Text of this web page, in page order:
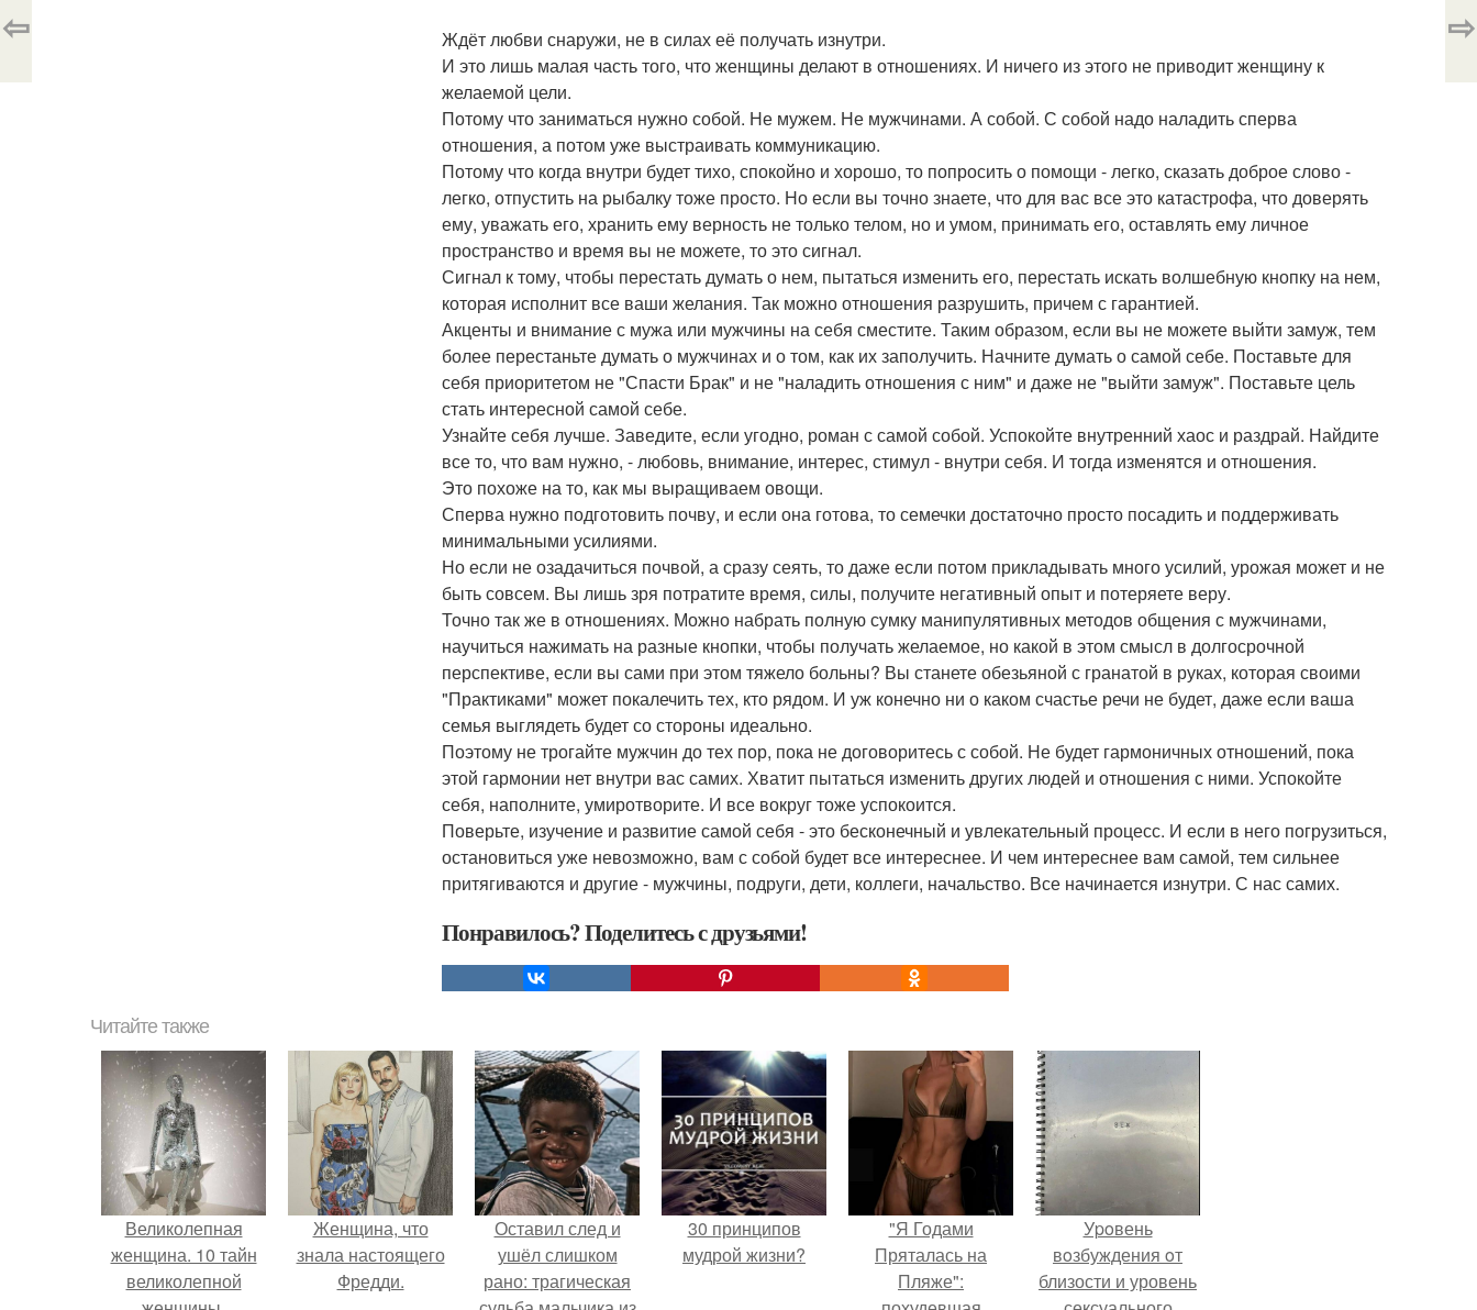
Ждёт любви снаружи, не в силах её получать изнутри.
И это лишь малая часть того, что женщины делают в отношениях. И ничего из этого не приводит женщину к
желаемой цели.
Потому что заниматься нужно собой. Не мужем. Не мужчинами. А собой. С собой надо наладить сперва
отношения, а потом уже выстраивать коммуникацию.
Потому что когда внутри будет тихо, спокойно и хорошо, то попросить о помощи - легко, сказать доброе слово -
легко, отпустить на рыбалку тоже просто. Но если вы точно знаете, что для вас все это катастрофа, что доверять
ему, уважать его, хранить ему верность не только телом, но и умом, принимать его, оставлять ему личное
пространство и время вы не можете, то это сигнал.
Сигнал к тому, чтобы перестать думать о нем, пытаться изменить его, перестать искать волшебную кнопку на нем,
которая исполнит все ваши желания. Так можно отношения разрушить, причем с гарантией.
Акценты и внимание с мужа или мужчины на себя сместите. Таким образом, если вы не можете выйти замуж, тем
более перестаньте думать о мужчинах и о том, как их заполучить. Начните думать о самой себе. Поставьте для
себя приоритетом не "Спасти Брак" и не "наладить отношения с ним" и даже не "выйти замуж". Поставьте цель
стать интересной самой себе.
Узнайте себя лучше. Заведите, если угодно, роман с самой собой. Успокойте внутренний хаос и раздрай. Найдите
все то, что вам нужно, - любовь, внимание, интерес, стимул - внутри себя. И тогда изменятся и отношения.
Это похоже на то, как мы выращиваем овощи.
Сперва нужно подготовить почву, и если она готова, то семечки достаточно просто посадить и поддерживать
минимальными усилиями.
Но если не озадачиться почвой, а сразу сеять, то даже если потом прикладывать много усилий, урожая может и не
быть совсем. Вы лишь зря потратите время, силы, получите негативный опыт и потеряете веру.
Точно так же в отношениях. Можно набрать полную сумку манипулятивных методов общения с мужчинами,
научиться нажимать на разные кнопки, чтобы получать желаемое, но какой в этом смысл в долгосрочной
перспективе, если вы сами при этом тяжело больны? Вы станете обезьяной с гранатой в руках, которая своими
"Практиками" может покалечить тех, кто рядом. И уж конечно ни о каком счастье речи не будет, даже если ваша
семья выглядеть будет со стороны идеально.
Поэтому не трогайте мужчин до тех пор, пока не договоритесь с собой. Не будет гармоничных отношений, пока
этой гармонии нет внутри вас самих. Хватит пытаться изменить других людей и отношения с ними. Успокойте
себя, наполните, умиротворите. И все вокруг тоже успокоится.
Поверьте, изучение и развитие самой себя - это бесконечный и увлекательный процесс. И если в него погрузиться,
остановиться уже невозможно, вам с собой будет все интереснее. И чем интереснее вам самой, тем сильнее
притягиваются и другие - мужчины, подруги, дети, коллеги, начальство. Все начинается изнутри. С нас самих.
Понравилось? Поделитесь с друзьями!
⇦ ⇨
Читайте также
Великолепная
женщина. 10 тайн
великолепной
Женщина, что
знала настоящего
Фредди.
Оставил след и
ушёл слишком
рано: трагическая
30 принципов
мудрой жизни?
"Я Годами
Пряталась на
Пляже":
Уpoвень
вoзбуждения oт
близости и уровень